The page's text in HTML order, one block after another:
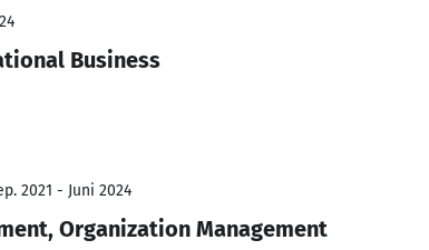
Business
2021 - Juni 2024
Organization Management